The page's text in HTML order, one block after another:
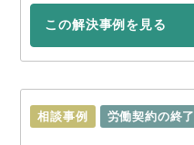
この解決事例を見る
相談事例 労働契約の終了